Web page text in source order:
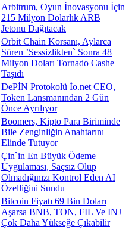
Arbitrum, Oyun İnovasyonu İçin
215 Milyon Dolarlık ARB
Jetonu Dağıtacak
Orbit Chain Korsanı, Aylarca
Süren ’Sessizlikten` Sonra 48
Milyon Doları Tornado Cashe
Taşıdı
DePİN Protokolü İo.net CEO,
Token Lansmanından 2 Gün
Önce Ayrılıyor
Boomers, Kipto Para Biriminde
Bile Zenginliğin Anahtarını
Elinde Tutuyor
Çin`in En Büyük Ödeme
Uygulaması, Saçsız Olup
Olmadığınızı Kontrol Eden AI
Özelliğini Sundu
Bitcoin Fiyatı 69 Bin Doları
Aşarsa BNB, TON, FIL Ve INJ
Çok Daha Yükseğe Çıkabilir